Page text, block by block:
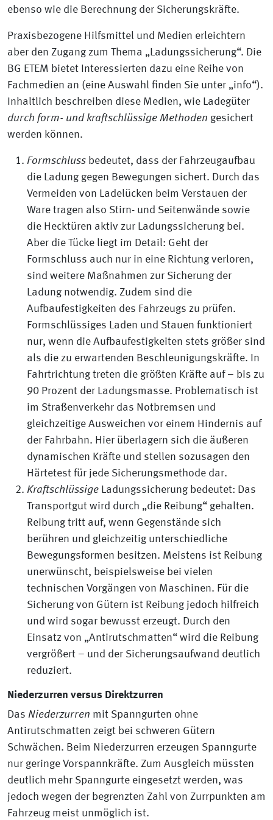
ebenso wie die Berechnung der Sicherungskräfte.
Praxisbezogene Hilfsmittel und Medien erleichtern
aber den Zugang zum Thema „Ladungssicherung“. Die
BG ETEM bietet Interessierten dazu eine Reihe von
Fachmedien an (eine Auswahl finden Sie unter „info“).
Inhaltlich beschreiben diese Medien, wie Ladegüter
durch form- und kraftschlüssige Methoden gesichert
werden können.
Formschluss bedeutet, dass der Fahrzeugaufbau
die Ladung gegen Bewegungen sichert. Durch das
Vermeiden von Ladelücken beim Verstauen der
Ware tragen also Stirn- und Seitenwände sowie
die Hecktüren aktiv zur Ladungssicherung bei.
Aber die Tücke liegt im Detail: Geht der
Formschluss auch nur in eine Richtung verloren,
sind weitere Maßnahmen zur Sicherung der
Ladung notwendig. Zudem sind die
Aufbaufestigkeiten des Fahrzeugs zu prüfen.
Formschlüssiges Laden und Stauen funktioniert
nur, wenn die Aufbaufestigkeiten stets größer sind
als die zu erwartenden Beschleunigungskräfte. In
Fahrtrichtung treten die größten Kräfte auf – bis zu
90 Prozent der Ladungsmasse. Problematisch ist
im Straßenverkehr das Notbremsen und
gleichzeitige Ausweichen vor einem Hindernis auf
der Fahrbahn. Hier überlagern sich die äußeren
dynamischen Kräfte und stellen sozusagen den
Härtetest für jede Sicherungsmethode dar.
Kraftschlüssige Ladungssicherung bedeutet: Das
Transportgut wird durch „die Reibung“ gehalten.
Reibung tritt auf, wenn Gegenstände sich
berühren und gleichzeitig unterschiedliche
Bewegungsformen besitzen. Meistens ist Reibung
unerwünscht, beispielsweise bei vielen
technischen Vorgängen von Maschinen. Für die
Sicherung von Gütern ist Reibung jedoch hilfreich
und wird sogar bewusst erzeugt. Durch den
Einsatz von „Antirutschmatten“ wird die Reibung
vergrößert – und der Sicherungsaufwand deutlich
reduziert.
Niederzurren versus Direktzurren
Das Niederzurren mit Spanngurten ohne
Antirutschmatten zeigt bei schweren Gütern
Schwächen. Beim Niederzurren erzeugen Spanngurte
nur geringe Vorspannkräfte. Zum Ausgleich müssten
deutlich mehr Spanngurte eingesetzt werden, was
jedoch wegen der begrenzten Zahl von Zurrpunkten am
Fahrzeug meist unmöglich ist.